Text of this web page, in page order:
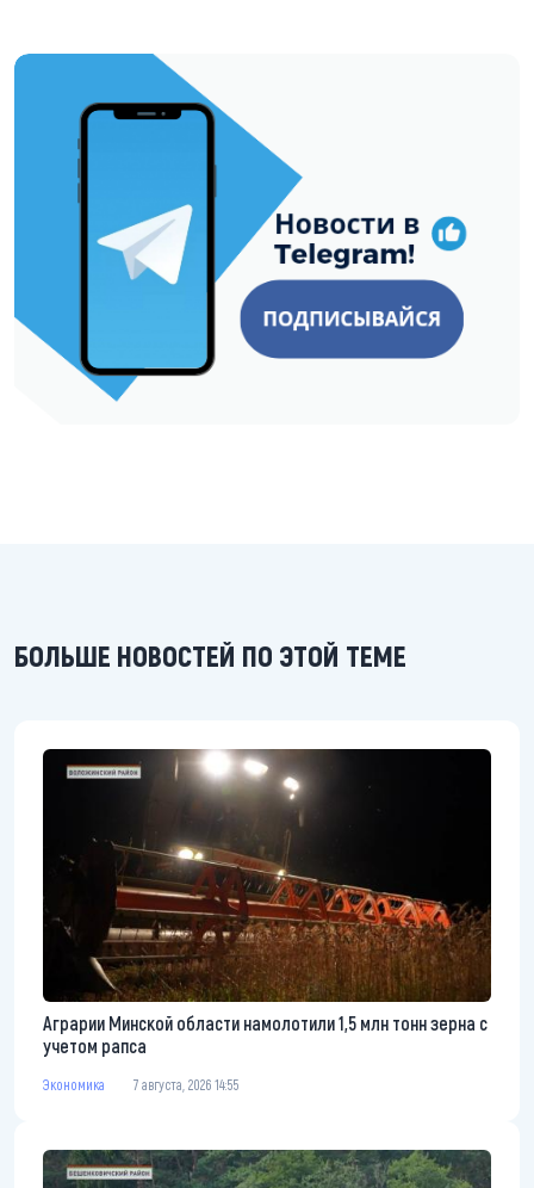
https://t.me/minskctvby
БОЛЬШЕ НОВОСТЕЙ ПО ЭТОЙ ТЕМЕ
Аграрии Минской области намолотили 1,5 млн тонн зерна с
учетом рапса
Экономика 7 августа, 2026 14:55